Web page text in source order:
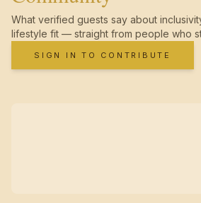
What verified guests say about
lifestyle fit — straight from people who
SIGN IN TO CONTRIBUTE